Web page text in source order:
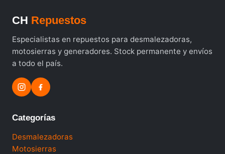
CH Repuestos
Especialistas en repuestos para desmalezadoras,
motosierras y generadores. Stock permanente y envíos
a todo el país.
Categorías
Desmalezadoras
Motosierras